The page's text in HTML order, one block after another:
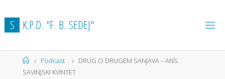
to
content
S .K.P.D. "F. B. SEDEJ"
HomePodcast
DRUG O DRUGEM SANJAVA – ANS.
SAVINJSKI KVINTET